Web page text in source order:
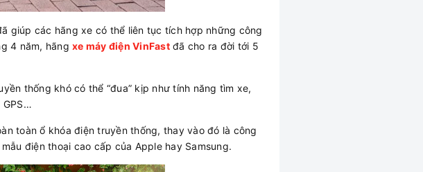
giúp các hãng xe có thể liên tục tích hợp những công
4 năm, hãng xe máy điện VinFastđã cho ra đời tới 5
thống khó có thể “đua” kịp như tính năng tìm xe,
GPS…
toàn ổ khóa điện truyền thống, thay vào đó là công
điện thoại cao cấp của Apple hay Samsung.